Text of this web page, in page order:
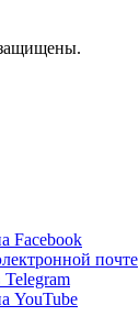
Facebook
почте
YouTube